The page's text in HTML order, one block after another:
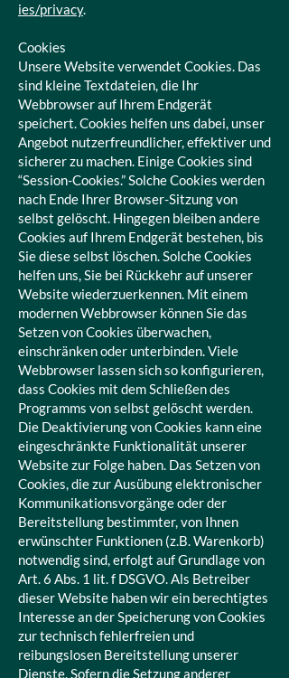
ies/privacy.
Cookies
Unsere Website verwendet Cookies. Das
sind kleine Textdateien, die Ihr
Webbrowser auf Ihrem Endgerät
speichert. Cookies helfen uns dabei, unser
Angebot nutzerfreundlicher, effektiver und
sicherer zu machen. Einige Cookies sind
“Session-Cookies.” Solche Cookies werden
nach Ende Ihrer Browser-Sitzung von
selbst gelöscht. Hingegen bleiben andere
Cookies auf Ihrem Endgerät bestehen, bis
Sie diese selbst löschen. Solche Cookies
helfen uns, Sie bei Rückkehr auf unserer
Website wiederzuerkennen. Mit einem
modernen Webbrowser können Sie das
Setzen von Cookies überwachen,
einschränken oder unterbinden. Viele
Webbrowser lassen sich so konfigurieren,
dass Cookies mit dem Schließen des
Programms von selbst gelöscht werden.
Die Deaktivierung von Cookies kann eine
eingeschränkte Funktionalität unserer
Website zur Folge haben. Das Setzen von
Cookies, die zur Ausübung elektronischer
Kommunikationsvorgänge oder der
Bereitstellung bestimmter, von Ihnen
erwünschter Funktionen (z.B. Warenkorb)
notwendig sind, erfolgt auf Grundlage von
Art. 6 Abs. 1 lit. f DSGVO. Als Betreiber
dieser Website haben wir ein berechtigtes
Interesse an der Speicherung von Cookies
zur technisch fehlerfreien und
reibungslosen Bereitstellung unserer
Dienste. Sofern die Setzung anderer